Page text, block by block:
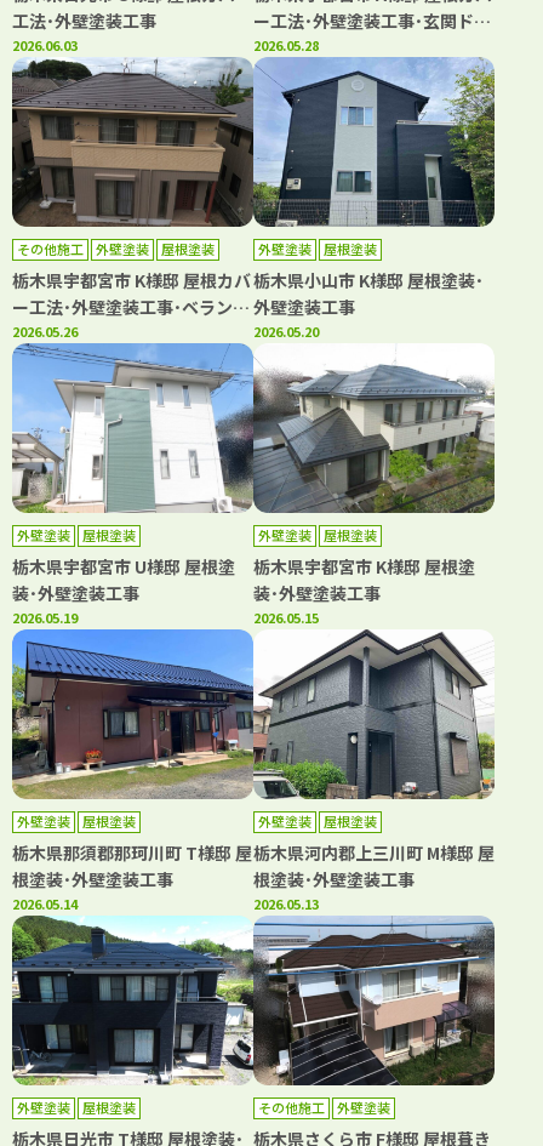
工法･外壁塗装工事
2026.06.03
ー工法･外壁塗装工事･玄関ドア
リフォーム
2026.05.28
その他施工 外壁塗装
屋根塗装
防水工事
栃木県宇都宮市 K様邸 屋根カバ
ー工法･外壁塗装工事･ベランダ
シート防水工事
2026.05.26
外壁塗装 屋根塗装
栃木県小山市 K様邸 屋根塗装･
外壁塗装工事
2026.05.20
外壁塗装 屋根塗装
栃木県宇都宮市 U様邸 屋根塗
装･外壁塗装工事
2026.05.19
外壁塗装 屋根塗装
栃木県宇都宮市 K様邸 屋根塗
装･外壁塗装工事
2026.05.15
外壁塗装 屋根塗装
栃木県那須郡那珂川町 T様邸 屋
根塗装･外壁塗装工事
2026.05.14
外壁塗装 屋根塗装
栃木県河内郡上三川町 M様邸 屋
根塗装･外壁塗装工事
2026.05.13
外壁塗装 屋根塗装
栃木県日光市 T様邸 屋根塗装･
その他施工 外壁塗装
栃木県さくら市 F様邸 屋根葺き